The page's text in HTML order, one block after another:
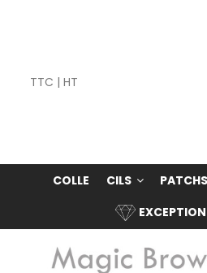
TTC | HT
COLLE CILS PATCHS
EXCEPTION